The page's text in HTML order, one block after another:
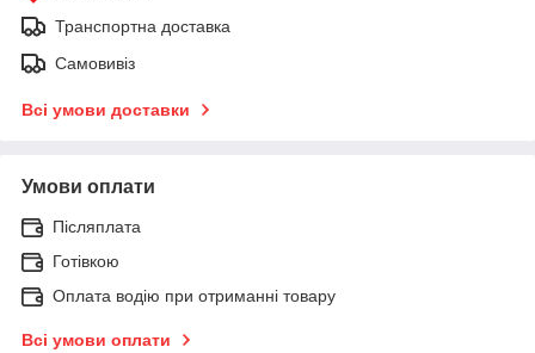
Транспортна доставка
Самовивіз
Всі умови доставки
Умови оплати
Післяплата
Готівкою
Оплата водію при отриманні товару
Всі умови оплати